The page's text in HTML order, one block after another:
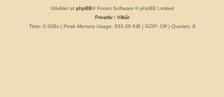
Udviklet af phpBB® Forum Software © phpBB Limited
Privatliv| Vilkår
Time: 0.008s| Peak Memory Usage: 833.09 KiB | GZIP: Off | Queries: 8